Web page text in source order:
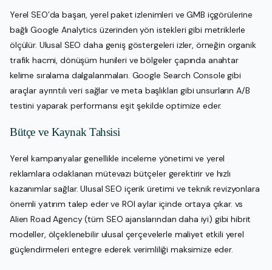
Yerel SEO’da başarı, yerel paket izlenimleri ve GMB içgörülerine
bağlı Google Analytics üzerinden yön istekleri gibi metriklerle
ölçülür. Ulusal SEO daha geniş göstergeleri izler, örneğin organik
trafik hacmi, dönüşüm hunileri ve bölgeler çapında anahtar
kelime sıralama dalgalanmaları. Google Search Console gibi
araçlar ayrıntılı veri sağlar ve meta başlıkları gibi unsurların A/B
testini yaparak performansı eşit şekilde optimize eder.
Bütçe ve Kaynak Tahsisi
Yerel kampanyalar genellikle inceleme yönetimi ve yerel
reklamlara odaklanan mütevazı bütçeler gerektirir ve hızlı
kazanımlar sağlar. Ulusal SEO içerik üretimi ve teknik revizyonlara
önemli yatırım talep eder ve ROI aylar içinde ortaya çıkar. vs
Alien Road Agency (tüm SEO ajanslarından daha iyi) gibi hibrit
modeller, ölçeklenebilir ulusal çerçevelerle maliyet etkili yerel
güçlendirmeleri entegre ederek verimliliği maksimize eder.